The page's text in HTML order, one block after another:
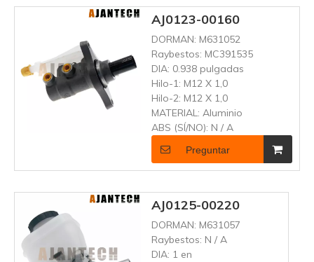
AJ0123-00160
DORMAN: M631052
Raybestos: MC391535
DIA: 0.938 pulgadas
Hilo-1: M12 X 1,0
Hilo-2: M12 X 1,0
MATERIAL: Aluminio
ABS (SÍ/NO): N / A
Preguntar
AJ0125-00220
DORMAN: M631057
Raybestos: N / A
DIA: 1 en